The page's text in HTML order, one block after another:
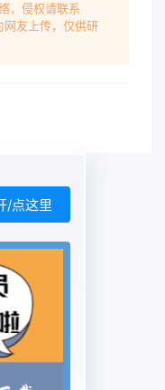
，侵权请联系
友上传，仅供研
/点这里